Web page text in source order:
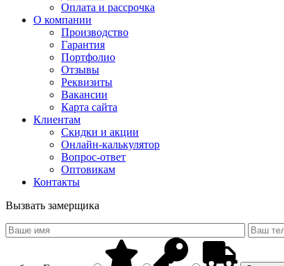
Оплата и рассрочка
О компании
Производство
Гарантия
Портфолио
Отзывы
Реквизиты
Вакансии
Карта сайта
Клиентам
Скидки и акции
Онлайн-калькулятор
Вопрос-ответ
Оптовикам
Контакты
Вызвать замерщика